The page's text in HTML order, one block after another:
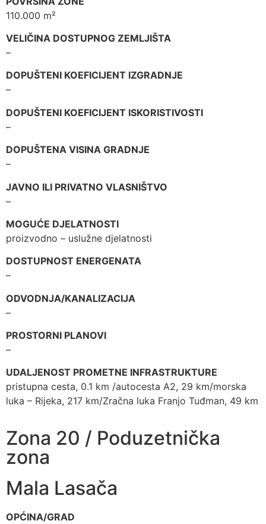
110.000 m²
VELIČINA DOSTUPNOG ZEMLJIŠTA
–
DOPUŠTENI KOEFICIJENT IZGRADNJE
–
DOPUŠTENI KOEFICIJENT ISKORISTIVOSTI
–
DOPUŠTENA VISINA GRADNJE
–
JAVNO ILI PRIVATNO VLASNIŠTVO
–
MOGUĆE DJELATNOSTI
proizvodno – uslužne djelatnosti
DOSTUPNOST ENERGENATA
–
ODVODNJA/KANALIZACIJA
–
PROSTORNI PLANOVI
–
UDALJENOST PROMETNE INFRASTRUKTURE
pristupna cesta, 0.1 km /autocesta A2, 29 km/morska
luka – Rijeka, 217 km/Zračna luka Franjo Tuđman, 49 km
Zona 20 / Poduzetnička
zona
Mala Lasača
OPĆINA/GRAD